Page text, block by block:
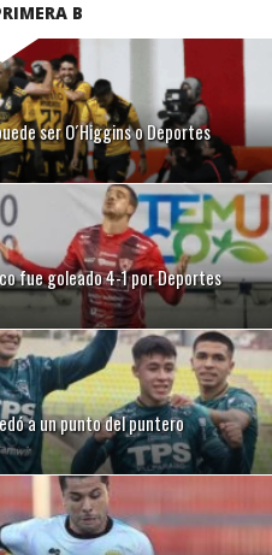
B
ser O´Higgins o Deportes
fue goleado 4-1 por Deportes
a un punto del puntero